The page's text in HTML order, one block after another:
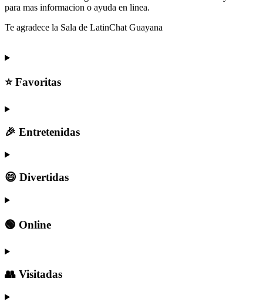
para mas informacion o ayuda en linea.
Te agradece la Sala de LatinChat Guayana
⭐ Favoritas
🎉 Entretenidas
😄 Divertidas
🟢 Online
👥 Visitadas